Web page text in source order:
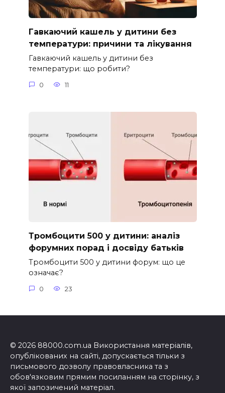
Гавкаючий кашель у дитини без
температури: причини та лікування
Гавкаючий кашель у дитини без
температури: що робити?
0 11
Тромбоцити 500 у дитини: аналіз
форумних порад і досвіду батьків
Тромбоцити 500 у дитини форум: що це
означає?
0 23
© 2026 88000.com.ua Використання матеріалів,
опублікованих на сайті, допускається тільки з
письмового дозволу правовласника та з
обов'язковим прямим посиланням на сторінку, з
якої запозичений матеріал.